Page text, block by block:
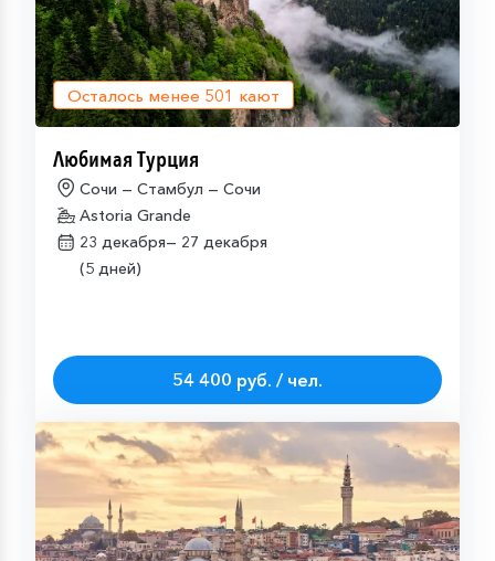
Осталось менее 501 кают
Любимая Турция
Сочи — Стамбул — Сочи
Astoria Grande
23 декабря— 27 декабря
(5 дней)
54 400 руб. / чел.